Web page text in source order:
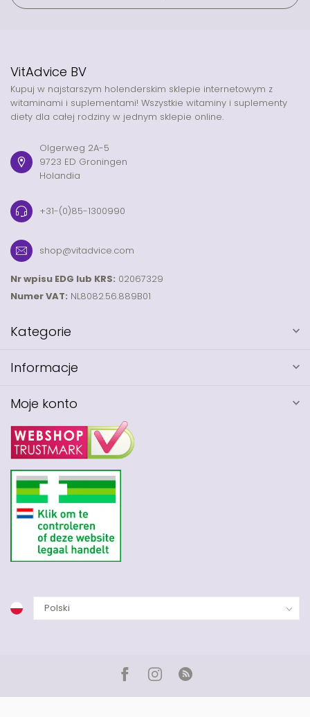
VitAdvice BV
Kupuj w najstarszym holenderskim sklepie internetowym z
witaminami i suplementami! Wszystkie witaminy i suplementy
diety dla całej rodziny w jednym sklepie online.
Olgerweg 2A-5
9723 ED Groningen
Holandia
+31-(0)85-1300990
shop@vitadvice.com
Nr wpisu EDG lub KRS: 02067329
Numer VAT: NL8082.56.889B01
Kategorie
Informacje
Moje konto